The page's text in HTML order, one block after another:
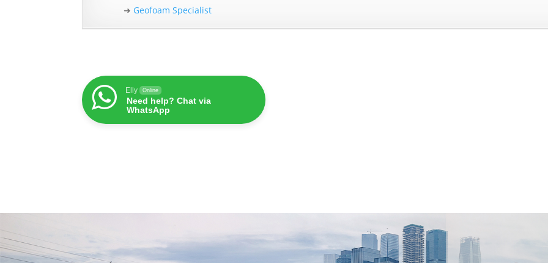
➜ Geofoam Specialist
Elly Online
Need help? Chat via
WhatsApp